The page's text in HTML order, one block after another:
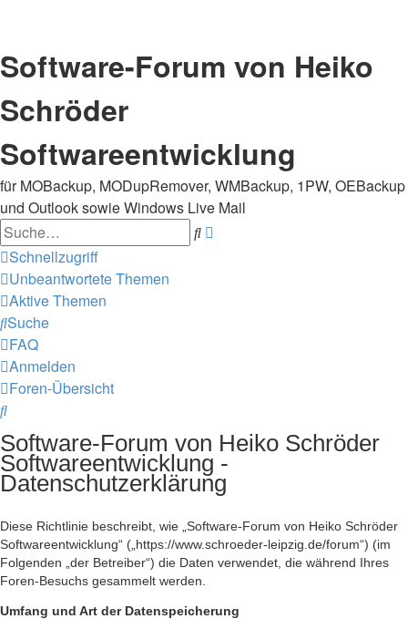
Software-Forum von Heiko
Schröder
Softwareentwicklung
für MOBackup, MODupRemover, WMBackup, 1PW, OEBackup
und Outlook sowie Windows Live Mail
Suche
Schnellzugriff
Unbeantwortete Themen
Aktive Themen
Suche
FAQ
Anmelden
Foren-Übersicht
Suche
Software-Forum von Heiko Schröder
Softwareentwicklung -
Datenschutzerklärung
Diese Richtlinie beschreibt, wie „Software-Forum von Heiko Schröder
Softwareentwicklung“ („https://www.schroeder-leipzig.de/forum“) (im
Folgenden „der Betreiber“) die Daten verwendet, die während Ihres
Foren-Besuchs gesammelt werden.
Umfang und Art der Datenspeicherung